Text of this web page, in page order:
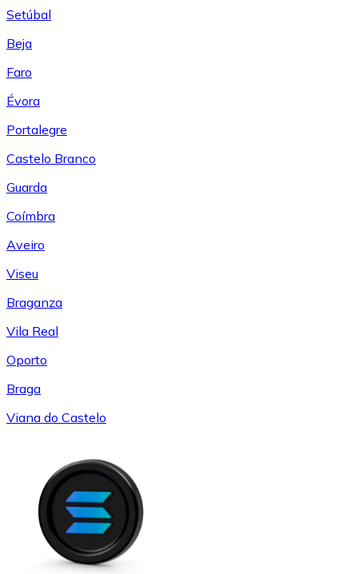
Setúbal
Beja
Faro
Évora
Portalegre
Castelo Branco
Guarda
Coímbra
Aveiro
Viseu
Braganza
Vila Real
Oporto
Braga
Viana do Castelo